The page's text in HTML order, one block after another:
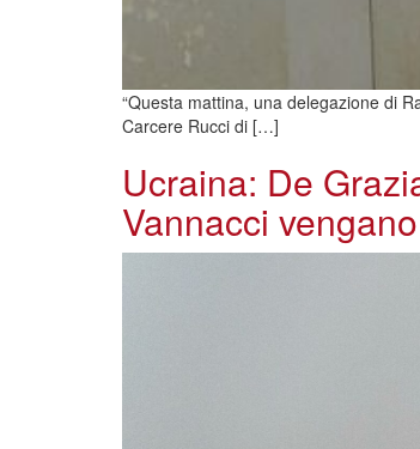
“Questa mattina, una delegazione di
Carcere Rucci di […]
Ucraina: De
Vannacci